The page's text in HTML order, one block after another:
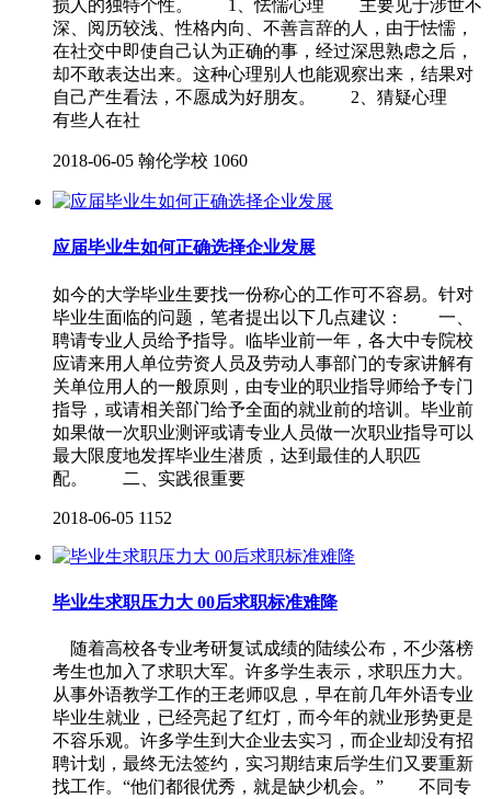
损人的独特个性。 1、怯懦心理 主要见于涉世不
深、阅历较浅、性格内向、不善言辞的人，由于怯懦，
在社交中即使自己认为正确的事，经过深思熟虑之后，
却不敢表达出来。这种心理别人也能观察出来，结果对
自己产生看法，不愿成为好朋友。 2、猜疑心理
有些人在社
2018-06-05 翰伦学校 1060
应届毕业生如何正确选择企业发展
如今的大学毕业生要找一份称心的工作可不容易。针对
毕业生面临的问题，笔者提出以下几点建议： 一、
聘请专业人员给予指导。临毕业前一年，各大中专院校
应请来用人单位劳资人员及劳动人事部门的专家讲解有
关单位用人的一般原则，由专业的职业指导师给予专门
指导，或请相关部门给予全面的就业前的培训。毕业前
如果做一次职业测评或请专业人员做一次职业指导可以
最大限度地发挥毕业生潜质，达到最佳的人职匹
配。 二、实践很重要
2018-06-05 1152
毕业生求职压力大 00后求职标准难降
随着高校各专业考研复试成绩的陆续公布，不少落榜
考生也加入了求职大军。许多学生表示，求职压力大。
从事外语教学工作的王老师叹息，早在前几年外语专业
毕业生就业，已经亮起了红灯，而今年的就业形势更是
不容乐观。许多学生到大企业去实习，而企业却没有招
聘计划，最终无法签约，实习期结束后学生们又要重新
找工作。“他们都很优秀，就是缺少机会。” 不同专